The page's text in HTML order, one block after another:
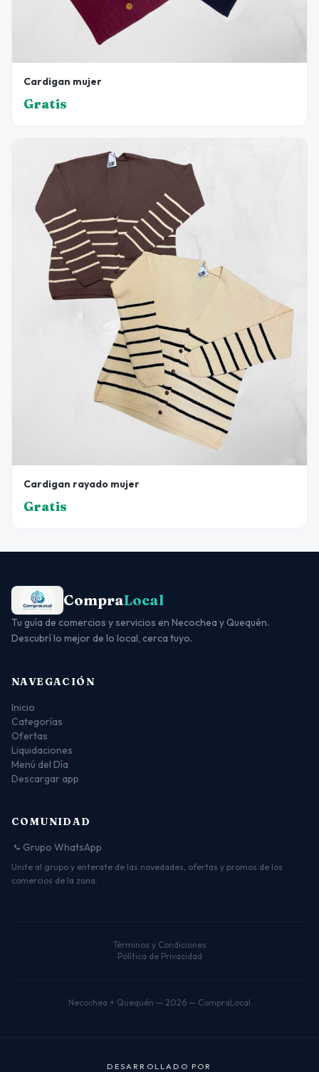
Cardigan mujer
Gratis
Cardigan rayado mujer
Gratis
CompraLocal
Tu guía de comercios y servicios en Necochea y Quequén.
Descubrí lo mejor de lo local, cerca tuyo.
NAVEGACIÓN
Inicio
Categorías
Ofertas
Liquidaciones
Menú del Día
Descargar app
COMUNIDAD
Grupo WhatsApp
Unite al grupo y enterate de las novedades, ofertas y promos de los
comercios de la zona.
Términos y Condiciones
Política de Privacidad
Necochea + Quequén — 2026 — CompraLocal
D ES A R R O L L A D O P O R